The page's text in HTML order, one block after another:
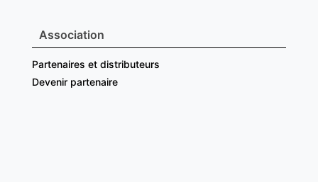
Association
Partenaires et distributeurs
Devenir partenaire